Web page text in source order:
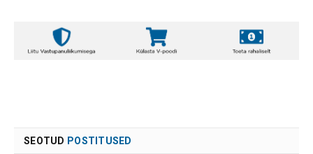
SEOTUD POSTITUSED